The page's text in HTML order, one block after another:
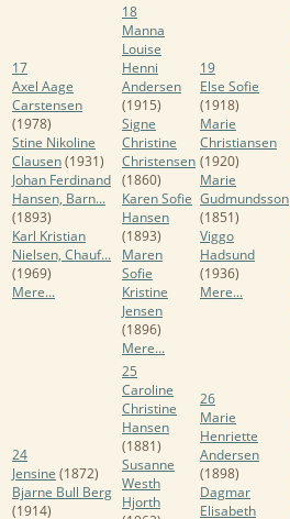
17
Axel Aage
Carstensen
(1978)
Stine Nikoline
Clausen(1931)
Johan Ferdinand
Hansen, Barn...
(1893)
Karl Kristian
Nielsen, Chauf...
(1969)
Mere...
18
Manna
Louise
Henni
Andersen
(1915)
Signe
Christine
Christensen
(1860)
Karen Sofie
Hansen
(1893)
Maren
Sofie
Kristine
Jensen
(1896)
Mere...
19
Else Sofie
(1918)
Marie
Christiansen
(1920)
Marie
Gudmundsson
(1851)
Viggo
Hadsund
(1936)
Mere...
24
Jensine (1872)
Bjarne Bull Berg
(1914)
25
Caroline
Christine
Hansen
(1881)
Susanne
Westh
Hjorth
26
Marie
Henriette
Andersen
(1898)
Dagmar
Elisabeth